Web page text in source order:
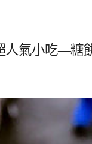
人氣小吃—糖